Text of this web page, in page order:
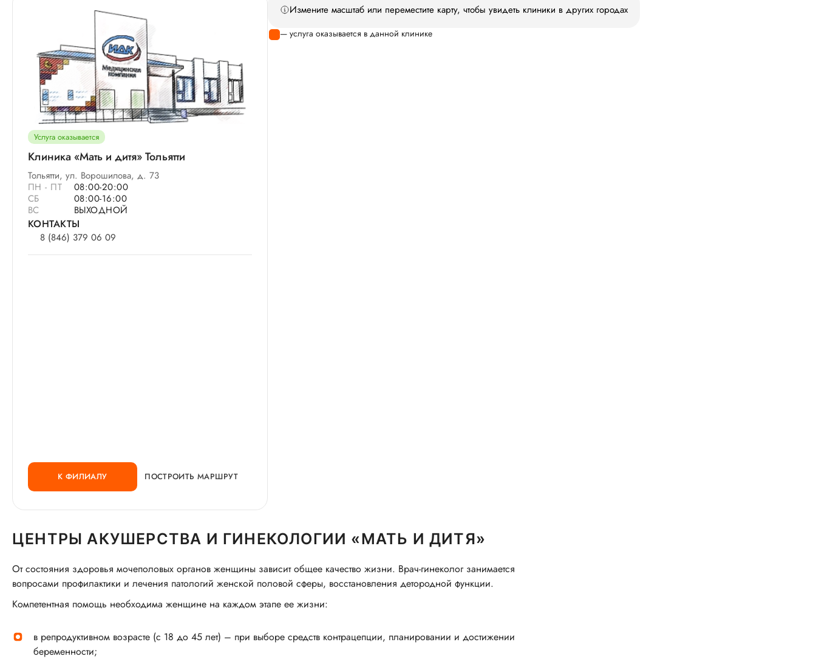
Услуга оказывается
Клиника «Мать и дитя» Тольятти
Тольятти, ул. Ворошилова, д. 73
ПН - ПТ
08:00-20:00
СБ
08:00-16:00
ВС
ВЫХОДНОЙ
КОНТАКТЫ
8 (846) 379 06 09
К ФИЛИАЛУ ПОСТРОИТЬ МАРШРУТ
Измените масштаб или переместите карту, чтобы увидеть клиники в других городах
— услуга оказывается в данной клинике
ЦЕНТРЫ АКУШЕРСТВА И ГИНЕКОЛОГИИ «МАТЬ И ДИТЯ»
От состояния здоровья мочеполовых органов женщины зависит общее качество жизни. Врач-гинеколог занимается
вопросами профилактики и лечения патологий женской половой сферы, восстановления детородной функции.
Компетентная помощь необходима женщине на каждом этапе ее жизни:
в репродуктивном возрасте (с 18 до 45 лет) – при выборе средств контрацепции, планировании и достижении
беременности;